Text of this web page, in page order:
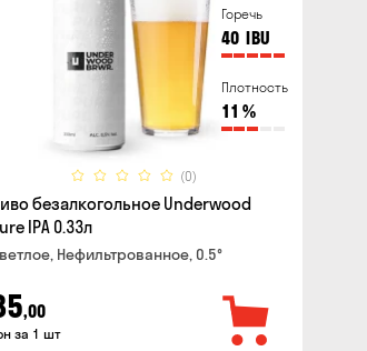
Горечь
40 IBU
Плотность
11 %
(0)
безалкогольное Underwood
IPA 0.33л
Нефильтрованное, 0.5°
,00
за 1 шт